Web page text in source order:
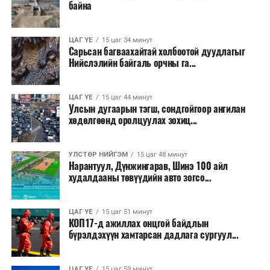
байна
ЦАГ ҮЕ 15 цаг 34 минут
Сарьсан багваахайтай холбоотой дуудлагыг
Нийслэлийн байгаль орчны га...
ЦАГ ҮЕ 15 цаг 44 минут
Улсын дугаарын тэгш, сондгойгоор ангилан
хөдөлгөөнд оролцуулах зохиц...
УЛСТӨР НИЙГЭМ 15 цаг 48 минут
Нарантуул, Дүнжингарав, Шинэ 100 айл
худалдааны төвүүдийн авто зогсо...
ЦАГ ҮЕ 15 цаг 51 минут
КОП17-д ажиллах онцгой байдлын
бүрэлдэхүүн хамтарсан дадлага сургуул...